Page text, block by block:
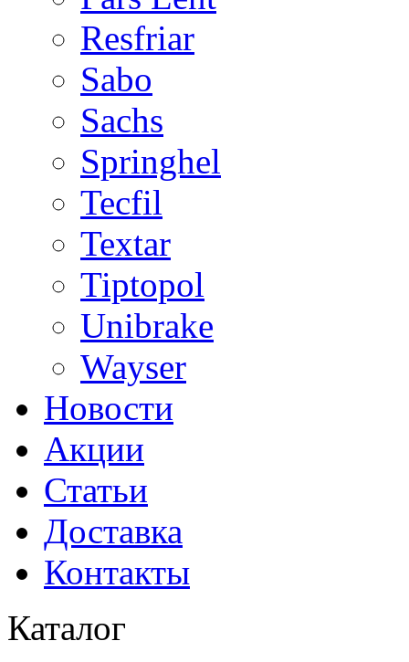
Resfriar
Sabo
Sachs
Springhel
Tecfil
Textar
Tiptopol
Unibrake
Wayser
Новости
Акции
Статьи
Доставка
Контакты
Каталог